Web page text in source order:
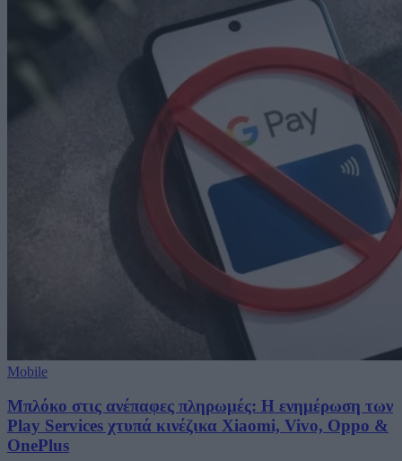
Mobile
Μπλόκο στις ανέπαφες πληρωμές: Η ενημέρωση των
Play Services χτυπά κινέζικα Xiaomi, Vivo, Oppo &
OnePlus